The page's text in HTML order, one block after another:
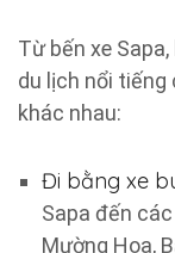
Từ bến xe
du lịch nổi tiếng
khác nhau:
Đi bằng xe
Sapa đến
Mường Hoa,